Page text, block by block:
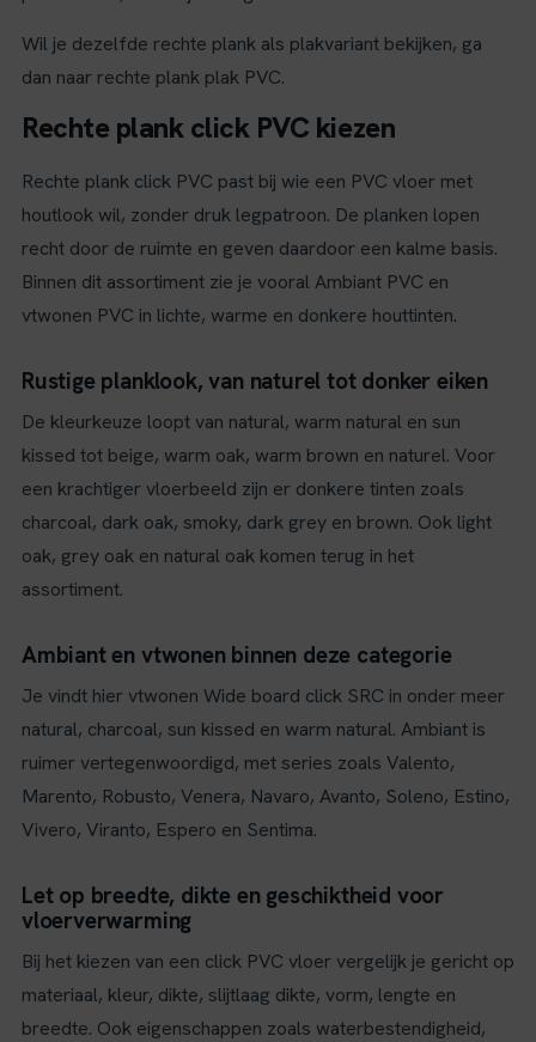
Wil je dezelfde rechte plank als plakvariant bekijken, ga
dan naar rechte plank plak PVC.
Rechte plank click PVC kiezen
Rechte plank click PVC past bij wie een PVC vloer met
houtlook wil, zonder druk legpatroon. De planken lopen
recht door de ruimte en geven daardoor een kalme basis.
Binnen dit assortiment zie je vooral Ambiant PVC en
vtwonen PVC in lichte, warme en donkere houttinten.
Rustige planklook, van naturel tot donker eiken
De kleurkeuze loopt van natural, warm natural en sun
kissed tot beige, warm oak, warm brown en naturel. Voor
een krachtiger vloerbeeld zijn er donkere tinten zoals
charcoal, dark oak, smoky, dark grey en brown. Ook light
oak, grey oak en natural oak komen terug in het
assortiment.
Ambiant en vtwonen binnen deze categorie
Je vindt hier vtwonen Wide board click SRC in onder meer
natural, charcoal, sun kissed en warm natural. Ambiant is
ruimer vertegenwoordigd, met series zoals Valento,
Marento, Robusto, Venera, Navaro, Avanto, Soleno, Estino,
Vivero, Viranto, Espero en Sentima.
Let op breedte, dikte en geschiktheid voor
vloerverwarming
Bij het kiezen van een click PVC vloer vergelijk je gericht op
materiaal, kleur, dikte, slijtlaag dikte, vorm, lengte en
breedte. Ook eigenschappen zoals waterbestendigheid,